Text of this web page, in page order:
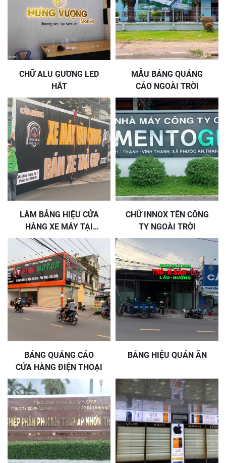
CHỮ ALU GƯƠNG LED
HẮT
MẪU BẢNG QUẢNG
CÁO NGOÀI TRỜI
LÀM BẢNG HIỆU CỬA
HÀNG XE MÁY TẠI
LONG THÀNH
CHỮ INNOX TÊN CÔNG
TY NGOÀI TRỜI
BẢNG QUẢNG CÁO
CỬA HÀNG ĐIỆN THOẠI
BẢNG HIỆU QUÁN ĂN